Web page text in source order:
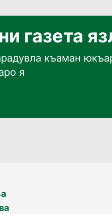
газета
къаман
я